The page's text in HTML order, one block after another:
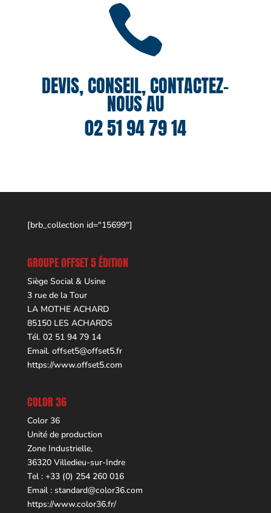

DEVIS, CONSEIL, CONTACTEZ-
NOUS AU
02 51 94 79 14
[brb_collection id="15699"]
GROUPE OFFSET 5 ÉDITION
Siège Social & Usine
3 rue de la Tour
LA MOTHE ACHARD
85150 LES ACHARDS
Tél. 02 51 94 79 14
Email. offset5@offset5.fr
https://www.offset5.com
COLOR 36
Color 36
Unité de production
Zone Industrielle,
36320 Villedieu-sur-Indre
Tel : +33 (0) 254 260 016
Email : standard@color36.com
https://www.color36.fr/